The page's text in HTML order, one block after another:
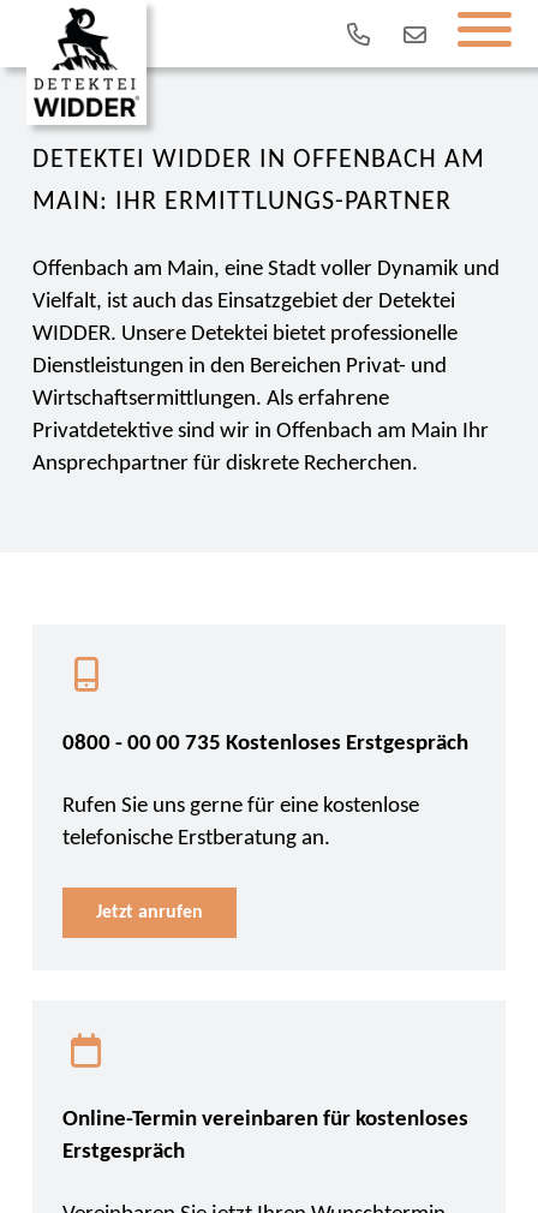
DETEKTEI WIDDER IN OFFENBACH AM
MAIN: IHR ERMITTLUNGS-PARTNER
Offenbach am Main, eine Stadt voller Dynamik und
Vielfalt, ist auch das Einsatzgebiet der Detektei
WIDDER. Unsere Detektei bietet professionelle
Dienstleistungen in den Bereichen Privat- und
Wirtschaftsermittlungen. Als erfahrene
Privatdetektive sind wir in Offenbach am Main Ihr
Ansprechpartner für diskrete Recherchen.
0800 - 00 00 735 Kostenloses Erstgespräch
Rufen Sie uns gerne für eine kostenlose
telefonische Erstberatung an.
Jetzt anrufen
Online-Termin vereinbaren für kostenloses
Erstgespräch